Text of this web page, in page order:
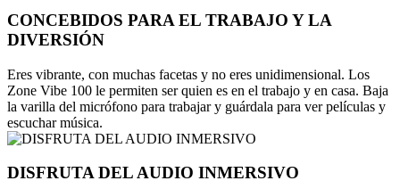
CONCEBIDOS PARA EL TRABAJO Y LA
DIVERSIÓN
Eres vibrante, con muchas facetas y no eres unidimensional. Los
Zone Vibe 100 le permiten ser quien es en el trabajo y en casa. Baja
la varilla del micrófono para trabajar y guárdala para ver películas y
escuchar música.
DISFRUTA DEL AUDIO INMERSIVO